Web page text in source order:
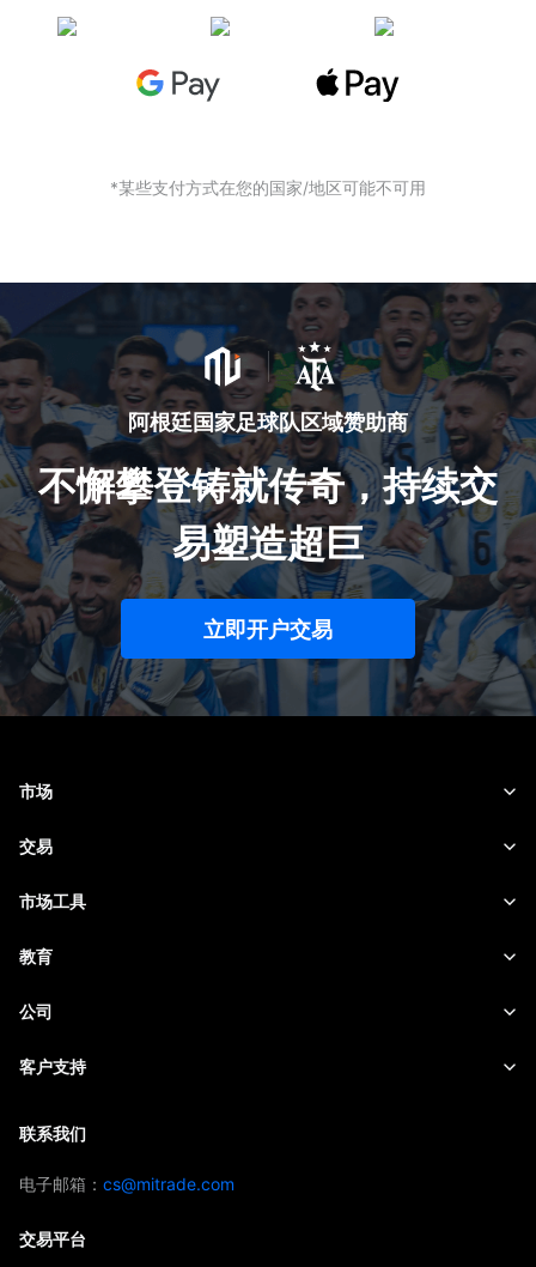
*某些支付方式在您的国家/地区可能不可用
阿根廷国家足球队区域赞助商
不懈攀登铸就传奇，持续交
易塑造超巨
立即开户交易
市场
外汇
商品
交易
交易平台
合约细则
市场工具
实时报价
财经日历
教育
快速入门
Academy
公司
关于Mitrade
客户支持
联系我们
电子邮箱： cs@mitrade.com
交易平台